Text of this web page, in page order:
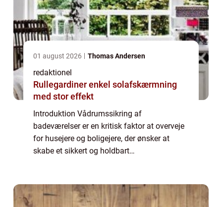
01 august 2026 Thomas Andersen
redaktionel
Rullegardiner enkel solafskærmning
med stor effekt
Introduktion Vådrumssikring af
badeværelser er en kritisk faktor at overveje
for husejere og boligejere, der ønsker at
skabe et sikkert og holdbart
et badeværelse fra bunden,...